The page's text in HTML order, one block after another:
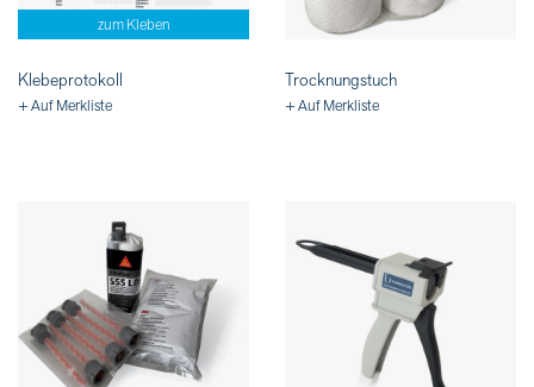
zum Kleben
Klebeprotokoll
+ Auf Merkliste
Trocknungstuch
+ Auf Merkliste